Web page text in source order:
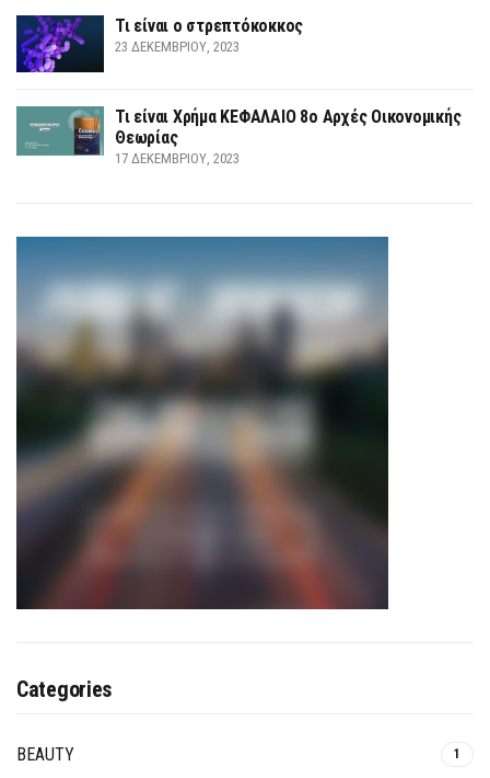
Τι είναι ο στρεπτόκοκκος
23 ΔΕΚΕΜΒΡΊΟΥ, 2023
Τι είναι Χρήμα ΚΕΦΑΛΑΙΟ 8ο Αρχές Οικονομικής
Θεωρίας
17 ΔΕΚΕΜΒΡΊΟΥ, 2023
Categories
BEAUTY 1